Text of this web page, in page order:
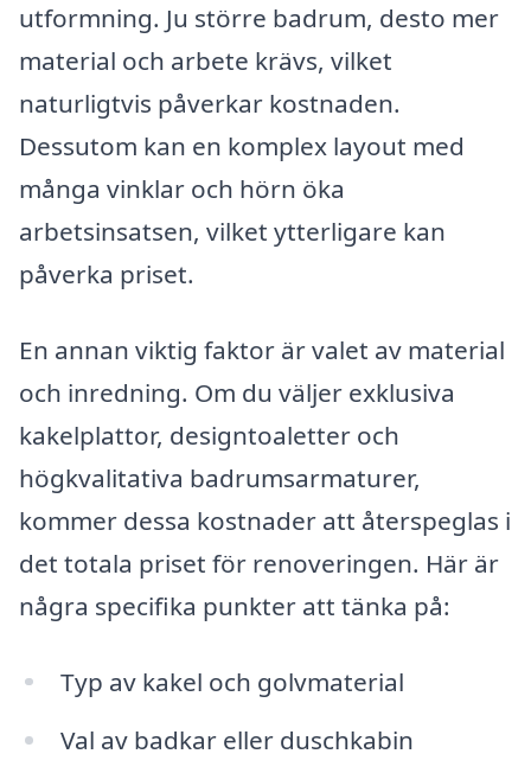
utformning. Ju större badrum, desto mer
material och arbete krävs, vilket
naturligtvis påverkar kostnaden.
Dessutom kan en komplex layout med
många vinklar och hörn öka
arbetsinsatsen, vilket ytterligare kan
påverka priset.
En annan viktig faktor är valet av material
och inredning. Om du väljer exklusiva
kakelplattor, designtoaletter och
högkvalitativa badrumsarmaturer,
kommer dessa kostnader att återspeglas i
det totala priset för renoveringen. Här är
några specifika punkter att tänka på:
Typ av kakel och golvmaterial
Val av badkar eller duschkabin